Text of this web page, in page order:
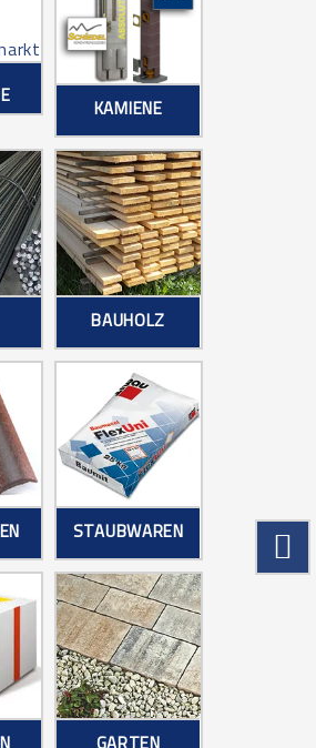
KAMIENE
BAUHOLZ
STAUBWAREN